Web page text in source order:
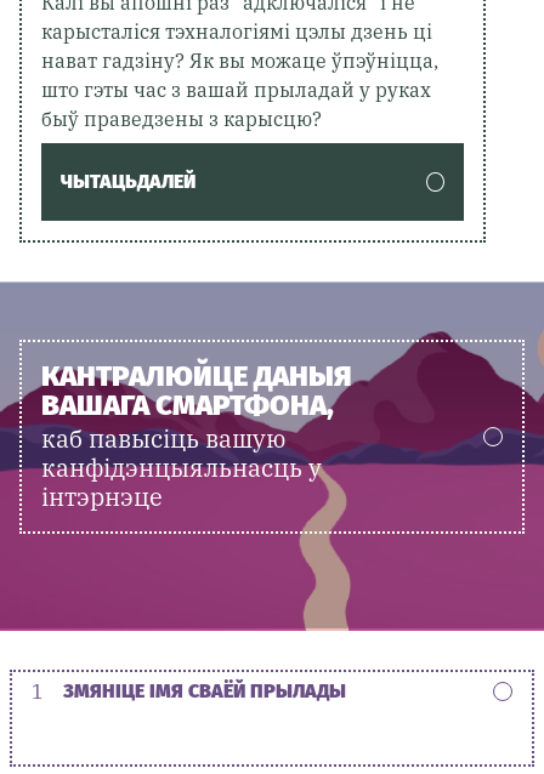
карысталіся тэхналогіямі цэлы дзень ці
нават гадзіну? Як вы можаце ўпэўніцца,
што гэты час з вашай прыладай у руках
быў праведзены з карысцю?
ЧЫТАЦЬДАЛЕЙ
КАНТРАЛЮЙЦЕ ДАНЫЯ
ВАШАГА СМАРТФОНА,
каб павысіць вашую
канфідэнцыяльнасць у
інтэрнэце
1 ЗМЯНІЦЕ ІМЯ СВАЁЙ ПРЫЛАДЫ